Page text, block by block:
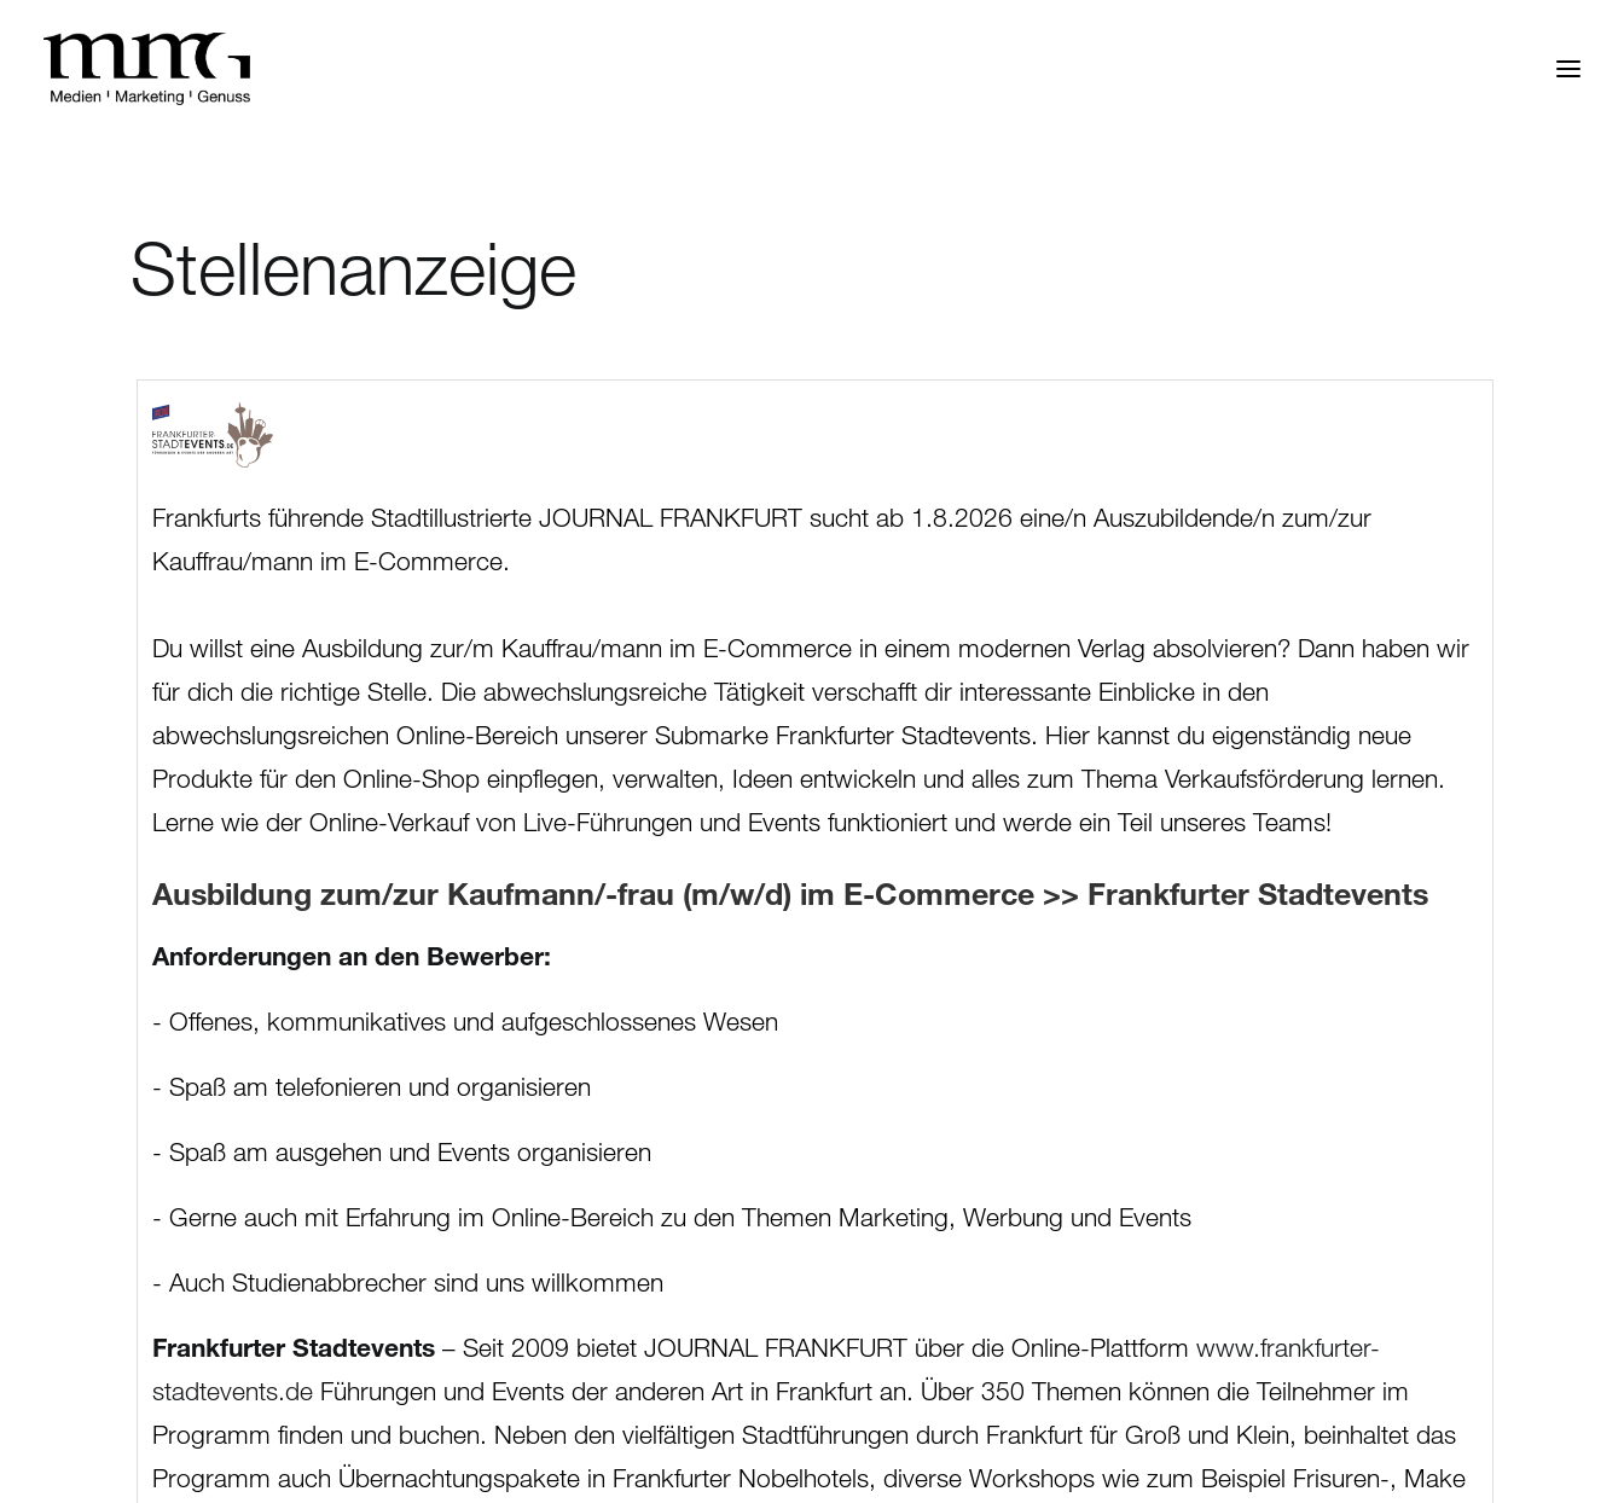
Stellenanzeige
Frankfurts führende Stadtillustrierte JOURNAL FRANKFURT sucht ab 1.8.2026 eine/n Auszubildende/n zum/zur
Kauffrau/mann im E-Commerce.
Du willst eine Ausbildung zur/m Kauffrau/mann im E-Commerce in einem modernen Verlag absolvieren? Dann haben wir
für dich die richtige Stelle. Die abwechslungsreiche Tätigkeit verschafft dir interessante Einblicke in den
abwechslungsreichen Online-Bereich unserer Submarke Frankfurter Stadtevents. Hier kannst du eigenständig neue
Produkte für den Online-Shop einpflegen, verwalten, Ideen entwickeln und alles zum Thema Verkaufsförderung lernen.
Lerne wie der Online-Verkauf von Live-Führungen und Events funktioniert und werde ein Teil unseres Teams!
Ausbildung zum/zur Kaufmann/-frau (m/w/d) im E-Commerce >> Frankfurter Stadtevents
Anforderungen an den Bewerber:
- Offenes, kommunikatives und aufgeschlossenes Wesen
- Spaß am telefonieren und organisieren
- Spaß am ausgehen und Events organisieren
- Gerne auch mit Erfahrung im Online-Bereich zu den Themen Marketing, Werbung und Events
- Auch Studienabbrecher sind uns willkommen
Frankfurter Stadtevents – Seit 2009 bietet JOURNAL FRANKFURT über die Online-Plattform www.frankfurter-
stadtevents.de Führungen und Events der anderen Art in Frankfurt an. Über 350 Themen können die Teilnehmer im
Programm finden und buchen. Neben den vielfältigen Stadtführungen durch Frankfurt für Groß und Klein, beinhaltet das
Programm auch Übernachtungspakete in Frankfurter Nobelhotels, diverse Workshops wie zum Beispiel Frisuren-, Make